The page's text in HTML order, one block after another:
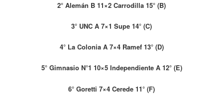
2° Alemán B 11×2 Carrodilla 15° (B)
3° UNC A 7×1 Supe 14° (C)
4° La Colonia A 7×4 Ramef 13° (D)
5° Gimnasio N°1 10×5 Independiente A 12° (E)
6° Goretti 7×4 Cerede 11° (F)